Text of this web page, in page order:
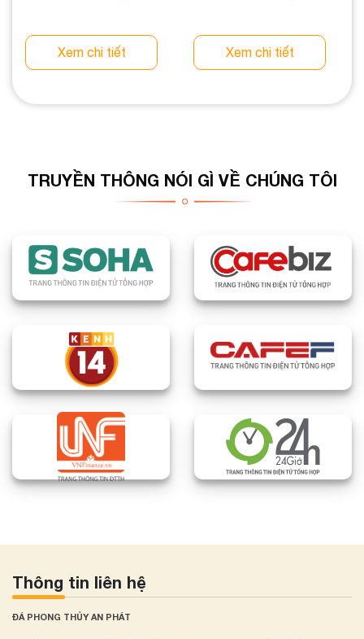
Xem chi tiết Xem chi tiết
TRUYỀN THÔNG NÓI GÌ VỀ CHÚNG TÔI
Thông tin liên hệ
ĐÁ PHONG THỦY AN PHÁT